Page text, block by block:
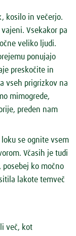
kosilo in večerjo.
Vsekakor pa
veliko ljudi.
ponujajo
preskočite in
vseh prigrizkov na
mimogrede,
preden nam
se ognite vsem
Včasih je tudi
ko močno
lakote temveč
več, kot